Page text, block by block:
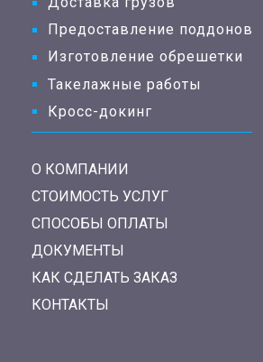
Предоставление поддонов
Изготовление обрешетки
Такелажные работы
О КОМПАНИИ
СТОИМОСТЬ УСЛУГ
СПОСОБЫ ОПЛАТЫ
ДОКУМЕНТЫ
КАК СДЕЛАТЬ ЗАКАЗ
КОНТАКТЫ
Кросс-докинг